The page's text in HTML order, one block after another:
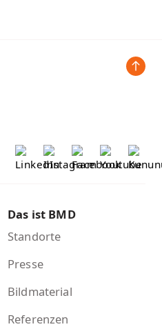
Das ist BMD
Standorte
Presse
Bildmaterial
Referenzen